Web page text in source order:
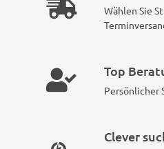
Wählen Sie
Top
Persönlicher
Clever